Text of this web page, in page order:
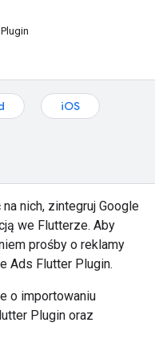
iOS
nich, zintegruj Google
we Flutterze. Aby
prośby o reklamy
Ads Flutter Plugin.
o importowaniu
Plugin oraz